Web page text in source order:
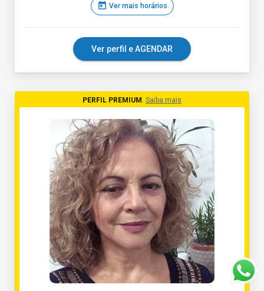
today Ver mais horários
Ver perfil e AGENDAR
PERFIL PREMIUM . Saiba mais